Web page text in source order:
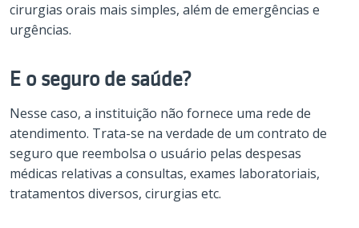
cirurgias orais mais simples, além de emergências e
urgências.
E o seguro de saúde?
Nesse caso, a instituição não fornece uma rede de
atendimento. Trata-se na verdade de um contrato de
seguro que reembolsa o usuário pelas despesas
médicas relativas a consultas, exames laboratoriais,
tratamentos diversos, cirurgias etc.